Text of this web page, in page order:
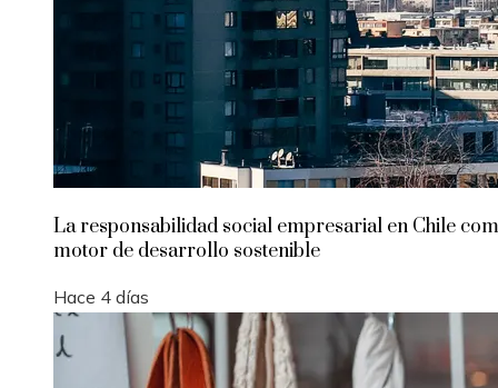
La responsabilidad social empresarial en Chile
motor de desarrollo sostenible
Hace 4 días